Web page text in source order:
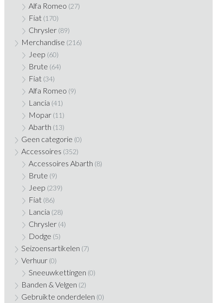
Alfa Romeo (27)
Fiat (170)
Chrysler (89)
Merchandise (216)
Jeep (60)
Brute (64)
Fiat (34)
Alfa Romeo (9)
Lancia (41)
Mopar (11)
Abarth (13)
Geen categorie (0)
Accessoires (352)
Accessoires Abarth (8)
Brute (9)
Jeep (239)
Fiat (86)
Lancia (28)
Chrysler (4)
Dodge (5)
Seizoensartikelen (7)
Verhuur (0)
Sneeuwkettingen (0)
Banden & Velgen (2)
Gebruikte onderdelen (0)